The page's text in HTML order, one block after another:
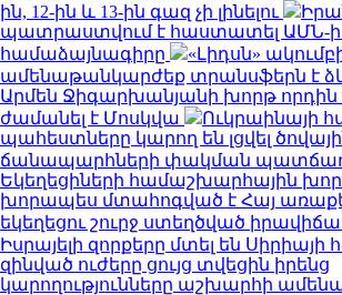
ին, 12-ին և 13-ին գազ չի լինելու
պատրաստվում է հաստատել ԱՄՆ-
համաձայնագիրը
«Լիդսն»
ամենաթանկարժեք տրանսֆերն է
Արմեն Ջիգարխանյանի խորթ
ժամանել է Մոսկվա
Ուկրաինայի
պահեստները կարող են լցվել
ճանապարհների փակման
Եկեղեցիների համաշխարհային
խորապես մտահոգված է Հայ
եկեղեցու շուրջ ստեղծված
Իսրայելի զորքերը մտել են Սիրիայի
զինված ուժերը ցույց տվեցին իրենց
կարողությունները աշխարհի